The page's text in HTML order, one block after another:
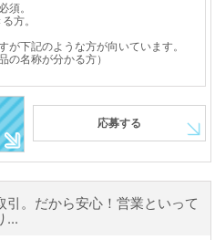
須。
方。
が下記のような方が向いています。
の名称が分かる方）
応募する
引。だから安心！営業といって
...